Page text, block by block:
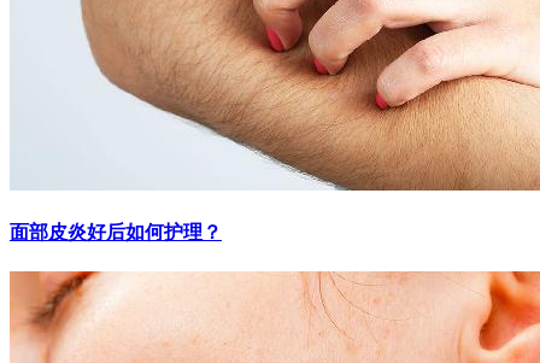
面部皮炎好后如何护理？